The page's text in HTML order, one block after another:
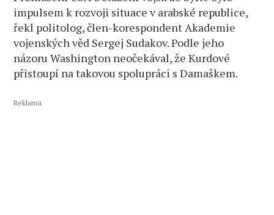
impulsem k rozvoji situace v arabské republice,
řekl politolog, člen-korespondent Akademie
vojenských věd Sergej Sudakov. Podle jeho
názoru Washington neočekával, že Kurdové
přistoupí na takovou spolupráci s Damaškem.
Reklama